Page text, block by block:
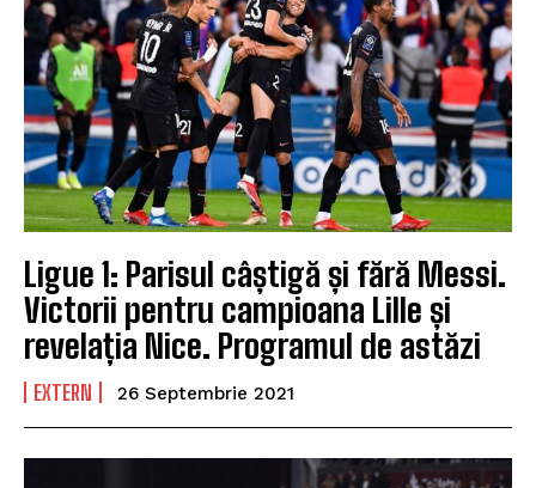
Ligue 1: Parisul câștigă și fără Messi.
Victorii pentru campioana Lille și
revelația Nice. Programul de astăzi
EXTERN 26 Septembrie 2021